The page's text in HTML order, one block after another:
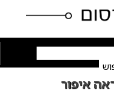
איפור